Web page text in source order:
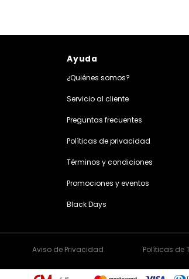
Ayuda
¿Quiénes somos?
Servicio al cliente
Preguntas frecuentes
Políticas de privacidad
Términos y condiciones
Promociones y eventos
Black Days
Aviso de Privacidad Políticas de